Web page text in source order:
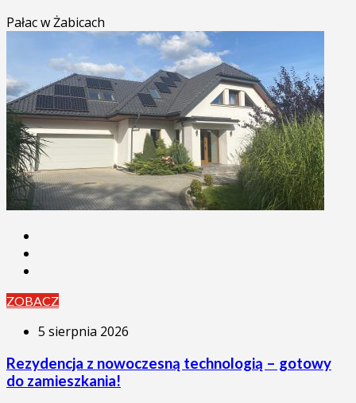
Pałac w Żabicach
ZOBACZ
5 sierpnia 2026
Rezydencja z nowoczesną technologią – gotowy
do zamieszkania!